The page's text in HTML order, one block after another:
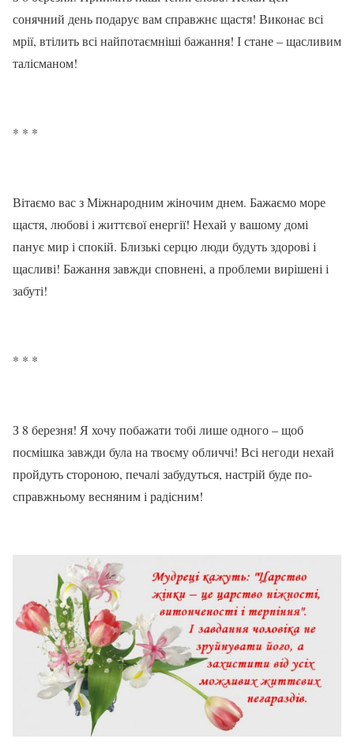
сонячний день подарує вам справжнє щастя! Виконає всі
мрії, втілить всі найпотаємніші бажання! І стане – щасливим
талісманом!
* * *
Вітаємо вас з Міжнародним жіночим днем. Бажаємо море
щастя, любові і життєвої енергії! Нехай у вашому домі
панує мир і спокій. Близькі серцю люди будуть здорові і
щасливі! Бажання завжди сповнені, а проблеми вирішені і
забуті!
* * *
З 8 березня! Я хочу побажати тобі лише одного – щоб
посмішка завжди була на твоєму обличчі! Всі негоди нехай
пройдуть стороною, печалі забудуться, настрій буде по-
справжньому весняним і радісним!